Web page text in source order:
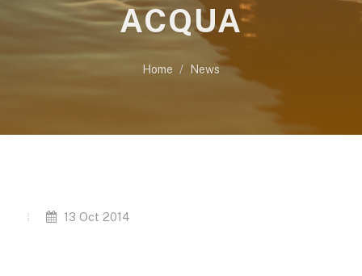
ACQUA
Home News
13 Oct 2014